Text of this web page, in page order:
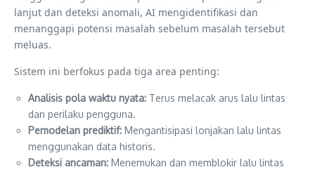
lanjut dan deteksi anomali, AI mengidentifikasi dan
menanggapi potensi masalah sebelum masalah tersebut
meluas.
Sistem ini berfokus pada tiga area penting:
Analisis pola waktu nyata: Terus melacak arus lalu lintas
dan perilaku pengguna.
Pemodelan prediktif: Mengantisipasi lonjakan lalu lintas
menggunakan data historis.
Deteksi ancaman: Menemukan dan memblokir lalu lintas